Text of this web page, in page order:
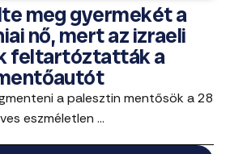
meg gyermekét a
nő, mert az izraeli
feltartóztatták a
a palesztin mentősök a 28
eszméletlen ...